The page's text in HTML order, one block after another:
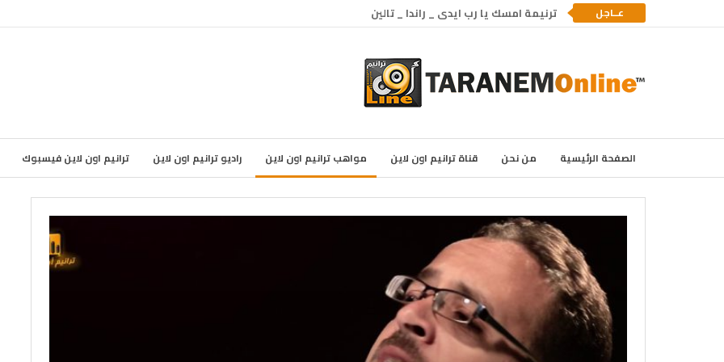
عــاجل ترنيمة امسك يا رب ايدى _ راندا _ تالين
الصفحة الرئيسية من نحن قناة ترانيم اون لاين مواهب ترانيم اون لاين راديو ترانيم اون لاين ترانيم اون لاين فيسبوك